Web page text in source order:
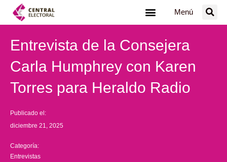
Menú
Entrevista de la Consejera
Carla Humphrey con Karen
Torres para Heraldo Radio
Publicado el:
diciembre 21, 2025
Categoría:
Entrevistas